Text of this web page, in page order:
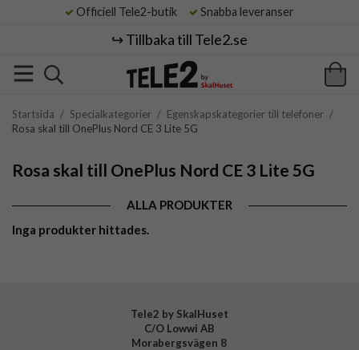
Officiell Tele2-butik Snabba leveranser
↪️ Tillbaka till Tele2.se
Startsida / Specialkategorier / Egenskapskategorier till telefoner /
Rosa skal till OnePlus Nord CE 3 Lite 5G
Rosa skal till OnePlus Nord CE 3 Lite 5G
ALLA PRODUKTER
Inga produkter hittades.
Tele2 by SkalHuset
C/O Lowwi AB
Morabergsvägen 8